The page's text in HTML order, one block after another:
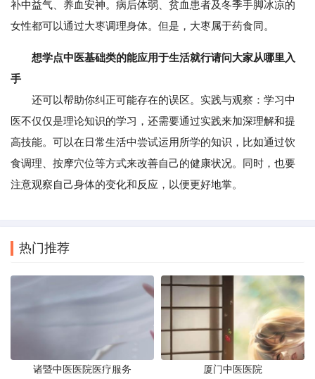
补中益气、养血安神。病后体弱、贫血患者及冬季手脚冰凉的
女性都可以通过大枣调理身体。但是，大枣属于药食同。
想学点中医基础类的能应用于生活就行请问大家从哪里入
手
还可以帮助你纠正可能存在的误区。实践与观察：学习中
医不仅仅是理论知识的学习，还需要通过实践来加深理解和提
高技能。可以在日常生活中尝试运用所学的知识，比如通过饮
食调理、按摩穴位等方式来改善自己的健康状况。同时，也要
注意观察自己身体的变化和反应，以便更好地掌。
热门推荐
诸暨中医医院医疗服务 厦门中医医院